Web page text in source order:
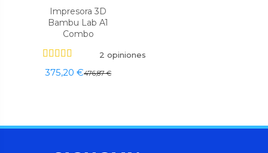
Impresora 3D
Bambu Lab A1
Combo
2 opiniones
375,20 €476,87 €